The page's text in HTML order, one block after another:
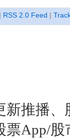
| RSS 2.0 Feed |
新推播
票App/股